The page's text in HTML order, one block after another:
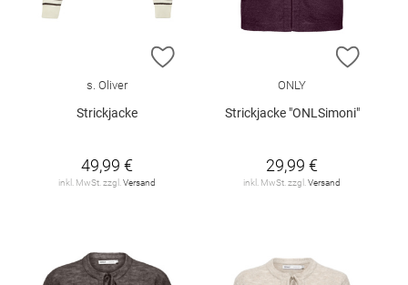
ZUR WUNSCHLISTE HINZUFÜGEN
s. Oliver
Strickjacke
49,99 €
inkl. MwSt. zzgl. Versand
ZUR
ONLY
Strickjacke "ONLSimoni"
29,99 €
inkl. MwSt. zzgl. Versand